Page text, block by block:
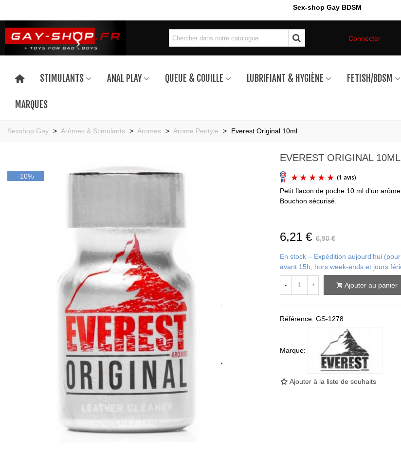
Sex-shop Gay BDSM
Connecter
STIMULANTS ANAL PLAY QUEUE & COUILLE LUBRIFIANT & HYGIÈNE FETISH/BDSM
MARQUES
Sexshop Gay > Arômes & Stimulants > Aromes > Arome Pentyle > Everest Original 10ml
-10%
EVEREST ORIGINAL 10ML
Petit flacon de poche 10 ml d'un
Bouchon sécurisé.
6,21 € 6,90 €
En stock – Expédition aujourd'hui
avant 15h, hors week-ends et jours
- + Ajouter au panier
Référence: GS-1278
Marque:
Ajouter à la liste de souhaits